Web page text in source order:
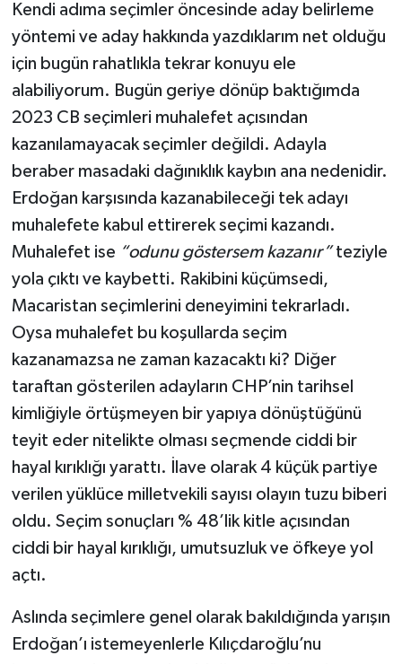
Kendi adıma seçimler öncesinde aday belirleme
yöntemi ve aday hakkında yazdıklarım net olduğu
için bugün rahatlıkla tekrar konuyu ele
alabiliyorum. Bugün geriye dönüp baktığımda
2023 CB seçimleri muhalefet açısından
kazanılamayacak seçimler değildi. Adayla
beraber masadaki dağınıklık kaybın ana nedenidir.
Erdoğan karşısında kazanabileceği tek adayı
muhalefete kabul ettirerek seçimi kazandı.
Muhalefet ise “odunu göstersem kazanır” teziyle
yola çıktı ve kaybetti. Rakibini küçümsedi,
Macaristan seçimlerini deneyimini tekrarladı.
Oysa muhalefet bu koşullarda seçim
kazanamazsa ne zaman kazacaktı ki? Diğer
taraftan gösterilen adayların CHP’nin tarihsel
kimliğiyle örtüşmeyen bir yapıya dönüştüğünü
teyit eder nitelikte olması seçmende ciddi bir
hayal kırıklığı yarattı. İlave olarak 4 küçük partiye
verilen yüklüce milletvekili sayısı olayın tuzu biberi
oldu. Seçim sonuçları % 48’lik kitle açısından
ciddi bir hayal kırıklığı, umutsuzluk ve öfkeye yol
açtı.
Aslında seçimlere genel olarak bakıldığında yarışın
Erdoğan’ı istemeyenlerle Kılıçdaroğlu’nu